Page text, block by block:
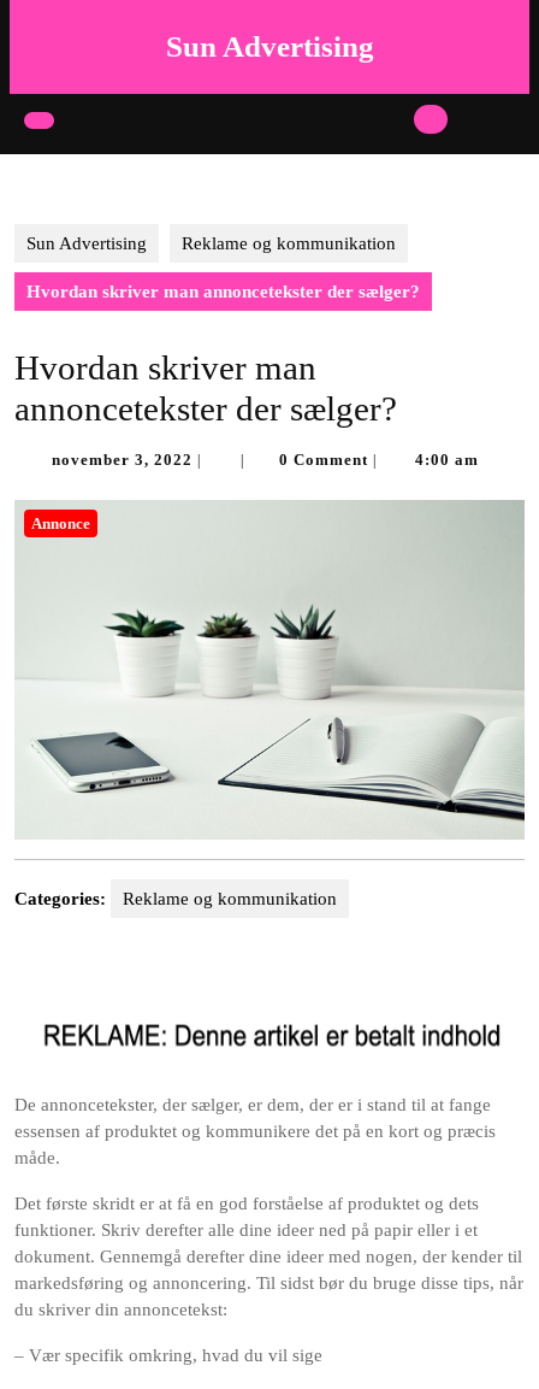
Sun Advertising
Open
Sun Advertising Reklame og kommunikation
Hvordan skriver man annoncetekster der sælger?
Hvordan skriver man
annoncetekster der sælger?
november 3, 2022 november
2022
0 Comment 4:00 am
Annonce
Categories: Reklame og kommunikation
De annoncetekster, der sælger, er dem, der er i stand til at fange
essensen af produktet og kommunikere det på en kort og præcis
måde.
Det første skridt er at få en god forståelse af produktet og dets
funktioner. Skriv derefter alle dine ideer ned på papir eller i et
dokument. Gennemgå derefter dine ideer med nogen, der kender til
markedsføring og annoncering. Til sidst bør du bruge disse tips, når
du skriver din annoncetekst:
– Vær specifik omkring, hvad du vil sige